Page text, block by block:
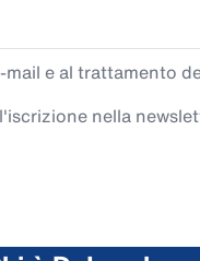
e al trattamento
nella